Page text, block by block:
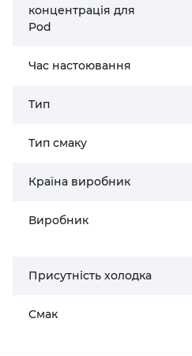
концентрація для
Pod
Час настоювання
Тип
Тип смаку
Країна виробник
Виробник
Присутність холодка
Смак